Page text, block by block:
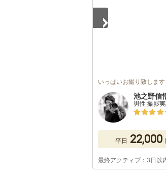
いっぱいお撮り致します
池之野信
男性 撮影
平日 22,000
最終アクティブ：3日以